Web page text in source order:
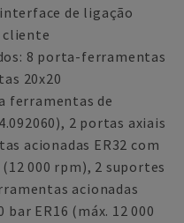
de ligação
cliente
8 porta-ferramentas
20x20
ferramentas de
2 portas axiais
acionadas ER32 com
000 rpm), 2 suportes
acionadas
ER16 (máx. 12 000